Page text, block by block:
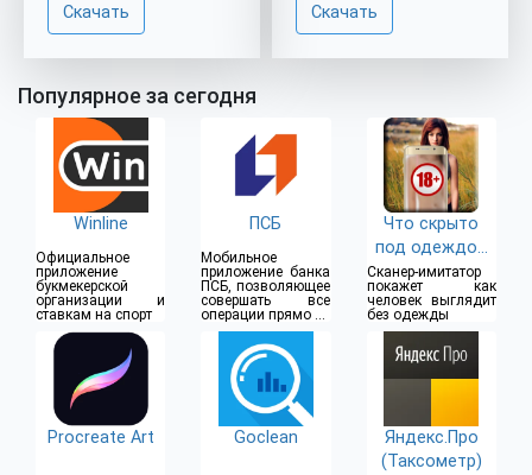
Скачать Скачать
Популярное за сегодня
Winline
Официальное
приложение
букмекерской
организации и
ставкам на спорт
ПСБ
Мобильное
приложение банка
ПСБ, позволяющее
совершать все
операции прямо из
дома
Что скрыто
под одеждой
(18+)
Сканер-имитатор
покажет как
человек выглядит
без одежды
Procreate Art Goclean
Яндекс.Про
(Таксометр)